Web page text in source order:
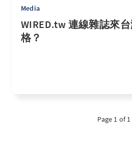
Media
WIRED.tw 連線雜誌來
格？
Page 1 of 1